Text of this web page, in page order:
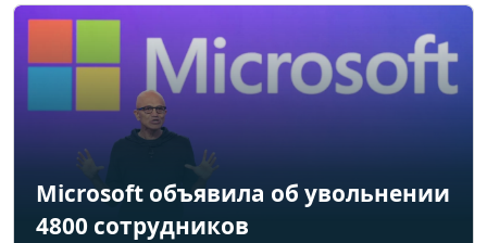
Microsoft объявила об увольнении
4800 сотрудников